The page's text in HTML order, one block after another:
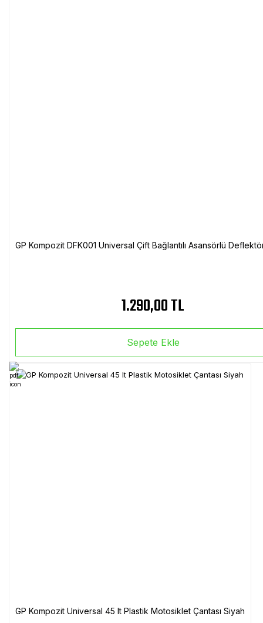
GP Kompozit DFK001 Universal Çift Bağlantılı Asansörlü
1.290,00 TL
Sepete Ekle
GP Kompozit Universal 45 lt Plastik Motosiklet Çantası Siyah